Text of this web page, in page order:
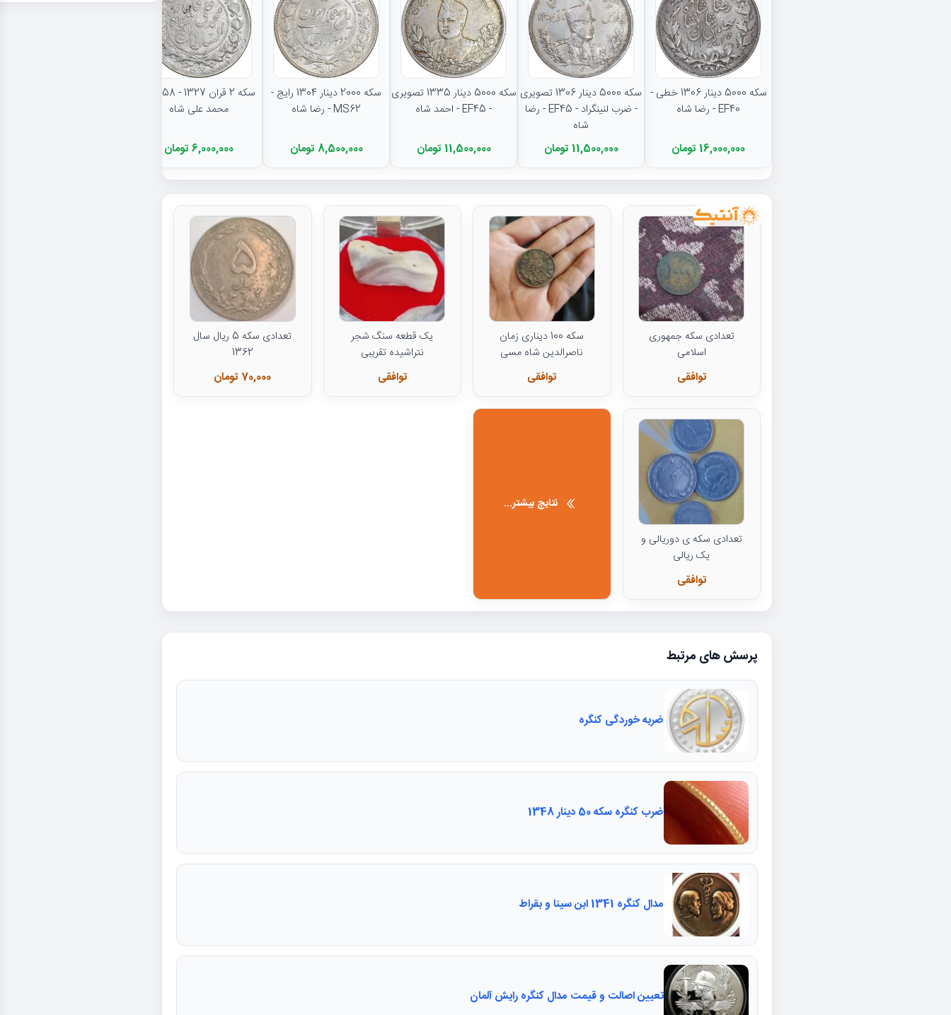
سکه 5000 دینار 1306 خطی -
EF40 - رضا شاه
16,000,000 تومان
سکه 5000 دینار 1306 تصویری
- ضرب لنینگراد - EF45 - رضا
شاه
11,500,000 تومان
سکه 5000 دینار 1335 تصویری
- EF45 - احمد شاه
11,500,000 تومان
سکه 2000 دینار 1304 رایج -
MS62 - رضا شاه
8,500,000 تومان
محمد علی شاه
6,000,000 تومان
تعدادی سکه جمهوری
اسلامی
توافقی
سکه 100 دیناری زمان
ناصرالدین شاه مسی
توافقی
یک قطعه سنگ شجر
نتراشیده تقریبی
توافقی
تعدادی سکه 5 ریال سال
1362
70,000 تومان
تعدادی سکه ی دوریالی و
یک ریالی
توافقی
نتایج بیشتر...
پرسش های مرتبط
ضربه خوردگی کنگره
ضرب کنگره سکه 50 دینار 1348
مدال کنگره 1341 ابن سینا و بقراط
تعیین اصالت و قیمت مدال کنگره رایش آلمان